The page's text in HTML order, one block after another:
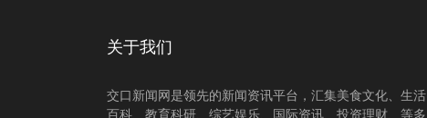
关于我们
交口新闻网是领先的新闻资讯平台，汇集美食文化、生活
百科、教育科研、综艺娱乐、国际资讯、投资理财、等多